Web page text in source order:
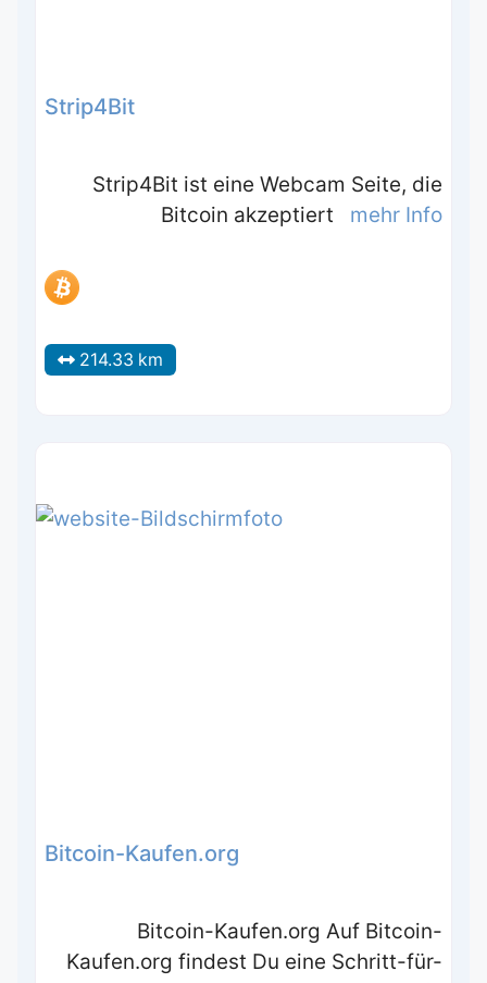
Strip4Bit
Strip4Bit ist eine Webcam Seite, die
Bitcoin akzeptiert mehr Info
214.33 km
Bitcoin-Kaufen.org
Bitcoin-Kaufen.org Auf Bitcoin-
Kaufen.org findest Du eine Schritt-für-